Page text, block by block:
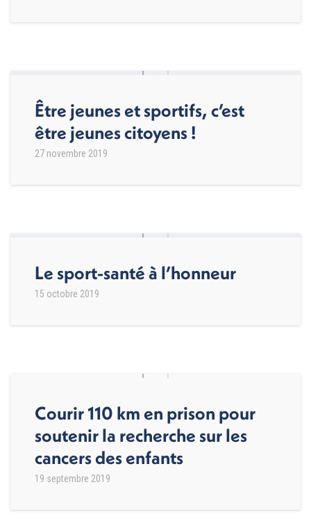
Être jeunes et sportifs, c’est
être jeunes citoyens !
27 novembre 2019
Le sport-santé à l’honneur
15 octobre 2019
Courir 110 km en prison pour
soutenir la recherche sur les
cancers des enfants
19 septembre 2019